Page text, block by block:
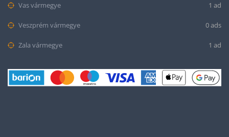
Vas vármegye 1 ad
Veszprém vármegye 0 ads
Zala vármegye 1 ad